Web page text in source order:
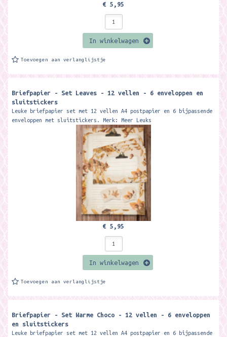
€ 5,95
In winkelwagen
Toevoegen aan verlanglijstje
Briefpapier - Set Leaves - 12 vellen - 6 enveloppen en
sluitstickers
Leuke briefpapier set met 12 vellen A4 postpapier en 6 bijpassende
enveloppen met sluitstickers. Merk: Meer Leuks
€ 5,95
In winkelwagen
Toevoegen aan verlanglijstje
Briefpapier - Set Warme Choco - 12 vellen - 6 enveloppen
en sluitstickers
Leuke briefpapier set met 12 vellen A4 postpapier en 6 bijpassende